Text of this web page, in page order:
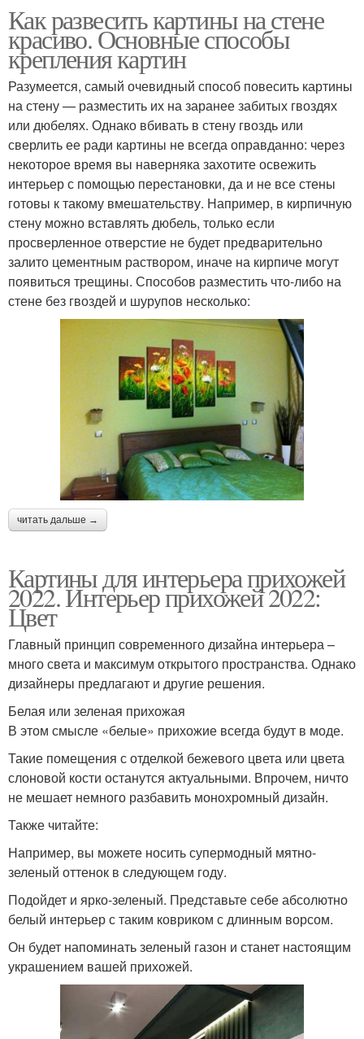
Как развесить картины на стене
красиво. Основные способы
крепления картин
Разумеется, самый очевидный способ повесить картины
на стену — разместить их на заранее забитых гвоздях
или дюбелях. Однако вбивать в стену гвоздь или
сверлить ее ради картины не всегда оправданно: через
некоторое время вы наверняка захотите освежить
интерьер с помощью перестановки, да и не все стены
готовы к такому вмешательству. Например, в кирпичную
стену можно вставлять дюбель, только если
просверленное отверстие не будет предварительно
залито цементным раствором, иначе на кирпиче могут
появиться трещины. Способов разместить что-либо на
стене без гвоздей и шурупов несколько:
читать дальше →
Картины для интерьера прихожей
2022. Интерьер прихожей 2022:
Цвет
Главный принцип современного дизайна интерьера –
много света и максимум открытого пространства. Однако
дизайнеры предлагают и другие решения.
Белая или зеленая прихожая
В этом смысле «белые» прихожие всегда будут в моде.
Такие помещения с отделкой бежевого цвета или цвета
слоновой кости останутся актуальными. Впрочем, ничто
не мешает немного разбавить монохромный дизайн.
Также читайте:
Например, вы можете носить супермодный мятно-
зеленый оттенок в следующем году.
Подойдет и ярко-зеленый. Представьте себе абсолютно
белый интерьер с таким ковриком с длинным ворсом.
Он будет напоминать зеленый газон и станет настоящим
украшением вашей прихожей.